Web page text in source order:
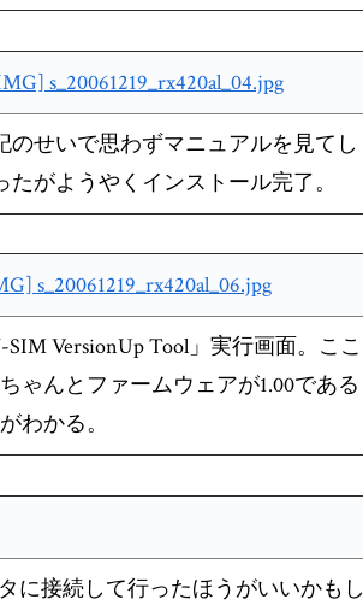
のせいで思わずマニュアルを見てし
たがようやくインストール完了。
SIM VersionUp Tool」実行画面。ここ
ゃんとファームウェアが1.00である
わかる。
に接続して行ったほうがいいかもし